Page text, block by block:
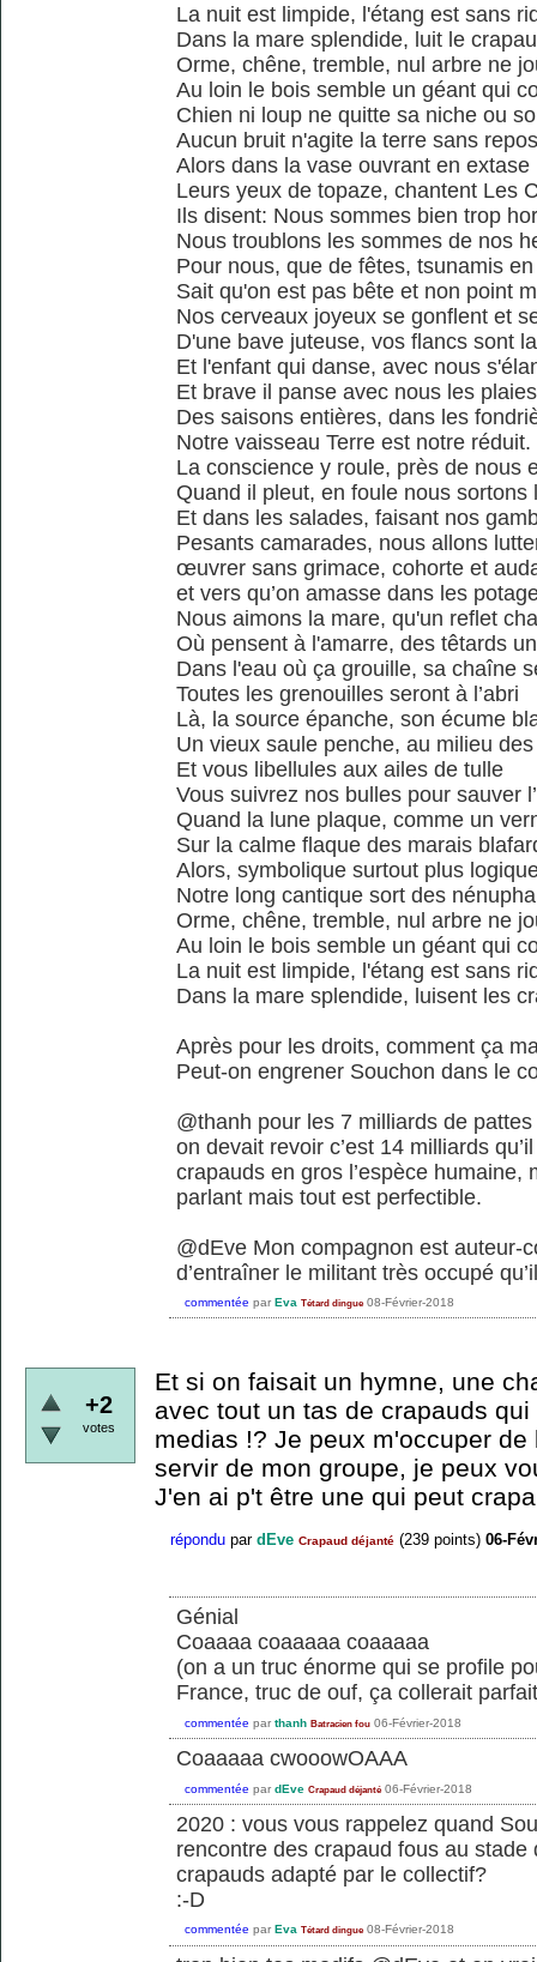
La nuit est limpide, l'étang est sans
Dans la mare splendide, luit le
Orme, chêne, tremble, nul arbre ne
Au loin le bois semble un géant qui
Chien ni loup ne quitte sa niche ou
Aucun bruit n'agite la terre sans repos
Alors dans la vase ouvrant en extase
Leurs yeux de topaze, chantent Les
Ils disent: Nous sommes bien trop
Nous troublons les sommes de nos
Pour nous, que de fêtes, tsunamis
Sait qu'on est pas bête et non point
Nos cerveaux joyeux se gonflent et
D'une bave juteuse, vos flancs sont
Et l'enfant qui danse, avec nous
Et brave il panse avec nous les plaies
Des saisons entières, dans les
Notre vaisseau Terre est notre réduit.
La conscience y roule, près de nous
Quand il pleut, en foule nous sortons
Et dans les salades, faisant nos
Pesants camarades, nous allons
œuvrer sans grimace, cohorte et
et vers qu’on amasse dans les
Nous aimons la mare, qu'un reflet
Où pensent à l'amarre, des têtards
Dans l'eau où ça grouille, sa chaîne
Toutes les grenouilles seront à l’abri
Là, la source épanche, son écume
Un vieux saule penche, au milieu
Et vous libellules aux ailes de tulle
Vous suivrez nos bulles pour sauver
Quand la lune plaque, comme un
Sur la calme flaque des marais
Alors, symbolique surtout plus
Notre long cantique sort des
Orme, chêne, tremble, nul arbre ne
Au loin le bois semble un géant qui
La nuit est limpide, l'étang est sans
Dans la mare splendide, luisent les
Après pour les droits, comment ça
Peut-on engrener Souchon dans le
@thanh pour les 7 milliards de
on devait revoir c’est 14 milliards
crapauds en gros l’espèce
parlant mais tout est perfectible.
@dEve Mon compagnon est auteur-
d’entraîner le militant très occupé
commentée par Eva Tétard dingue 08-Février-2018
+2
votes
Et si on faisait un hymne, une
avec tout un tas de crapauds
medias !? Je peux m'occuper
servir de mon groupe, je peux
J'en ai p't être une qui peut
répondu par dEve Crapaud déjanté (239 points) 06-
Génial
Coaaaa coaaaaa coaaaaa
(on a un truc énorme qui se profile
France, truc de ouf, ça collerait
commentée par thanh Batracien fou 06-Février-2018
Coaaaaa cwooowOAAA
commentée par dEve Crapaud déjanté 06-Février-2018
2020 : vous vous rappelez quand
rencontre des crapaud fous au
crapauds adapté par le collectif?
:-D
commentée par Eva Tétard dingue 08-Février-2018